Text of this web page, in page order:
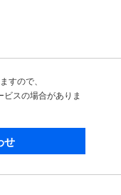
すので、
スの場合がありま
せ